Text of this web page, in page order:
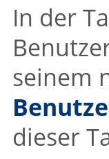
In der
seinem
dieser